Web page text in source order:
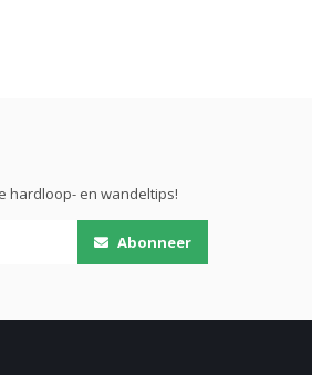
hardloop- en wandeltips!
Abonneer